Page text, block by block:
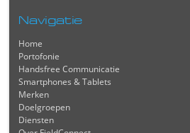
Navigatie
Home
Portofonie
Handsfree Communicatie
Smartphones & Tablets
Merken
Doelgroepen
Diensten